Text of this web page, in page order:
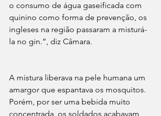
o consumo de água gaseificada com
quinino como forma de prevenção, os
ingleses na região passaram a misturá-
la no gin.”, diz Câmara.
A mistura liberava na pele humana um
amargor que espantava os mosquitos.
Porém, por ser uma bebida muito
concentrada, os soldados acabavam